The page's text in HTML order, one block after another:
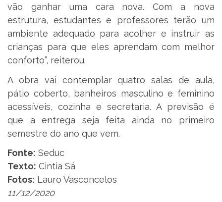
vão ganhar uma cara nova. Com a nova
estrutura, estudantes e professores terão um
ambiente adequado para acolher e instruir as
crianças para que eles aprendam com melhor
conforto”, reiterou.
A obra vai contemplar quatro salas de aula,
pátio coberto, banheiros masculino e feminino
acessíveis, cozinha e secretaria. A previsão é
que a entrega seja feita ainda no primeiro
semestre do ano que vem.
Fonte: Seduc
Texto: Cintia Sá
Fotos: Lauro Vasconcelos
11/12/2020